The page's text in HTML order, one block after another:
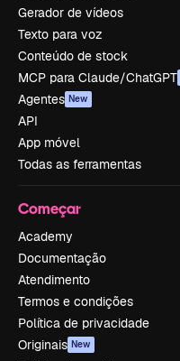
Gerador de vídeos
Texto para voz
Conteúdo de stock
MCP para Claude/ChatGPT
Agentes New
API
App móvel
Todas as ferramentas
Começar
Academy
Documentação
Atendimento
Termos e condições
Política de privacidade
Originais New